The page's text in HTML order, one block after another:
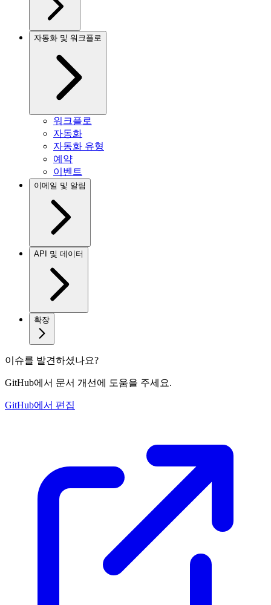
자동화 및 워크플로
워크플로
자동화
자동화 유형
예약
이벤트
이메일 및 알림
API 및 데이터
확장
이슈를 발견하셨나요?
GitHub에서 문서 개선에 도움을 주세요.
GitHub에서 편집